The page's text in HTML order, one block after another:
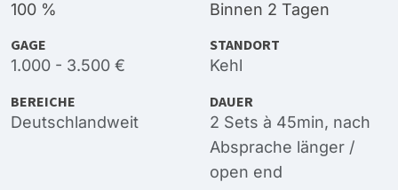
100 % Binnen 2 Tagen
GAGE
1.000 - 3.500 €
STANDORT
Kehl
BEREICHE
Deutschlandweit
DAUER
2 Sets à 45min, nach
Absprache länger /
open end